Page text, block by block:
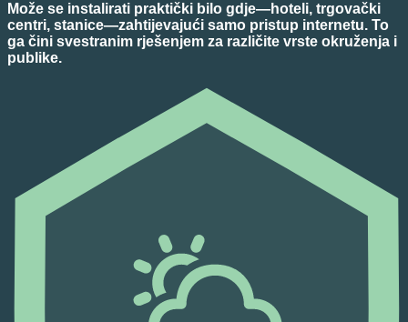
Može se instalirati praktički bilo gdje—hoteli, trgovački
centri, stanice—zahtijevajući samo pristup internetu. To
ga čini svestranim rješenjem za različite vrste okruženja i
publike.